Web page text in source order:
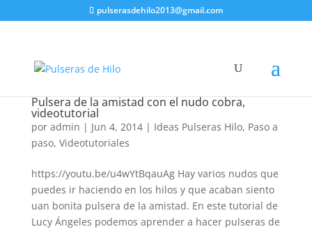
pulserasdehilo2013@gmail.com
Pulsera de la amistad con el nudo cobra,
videotutorial
por admin | Jun 4, 2014| Ideas Pulseras Hilo, Paso a
paso, Videotutoriales
https://youtu.be/u4wYtBqauAg Hay varios nudos que
puedes ir haciendo en los hilos y que acaban siento
uan bonita pulsera de la amistad. En este tutorial de
Lucy Ángeles podemos aprender a hacer pulseras de